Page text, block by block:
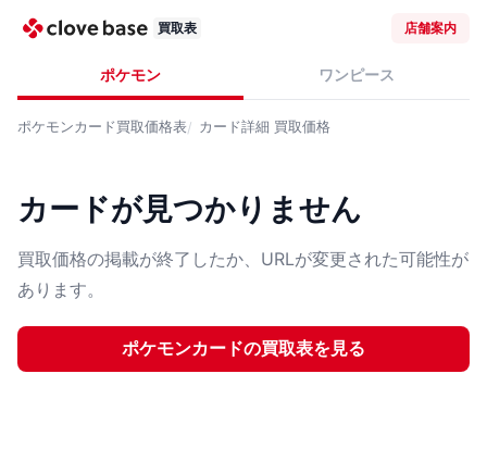
買取表 店舗案内
ポケモン ワンピース
ポケモンカード買取価格表 カード詳細 買取価格
カードが見つかりません
買取価格の掲載が終了したか、URLが変更された可能性が
あります。
ポケモンカードの買取表を見る